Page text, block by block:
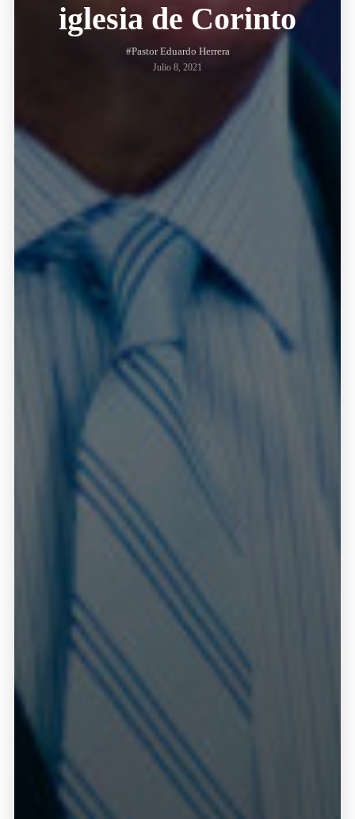
iglesia de Corinto
#Pastor Eduardo Herrera
Julio 8, 2021